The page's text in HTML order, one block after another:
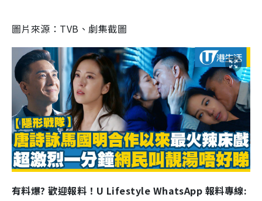
.
0
n
n
g
T
i
m
圖片來源：TVB、劇集截圖
有料爆? 歡迎報料！U Lifestyle WhatsApp 報料專線: